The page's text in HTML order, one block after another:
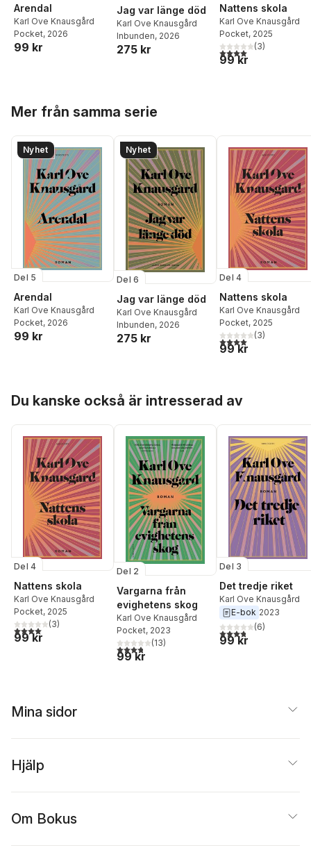
Arendal
Karl Ove Knausgård
Pocket, 2026
99 kr
Jag var länge död
Karl Ove Knausgård
Inbunden, 2026
275 kr
Nattens skola
Karl Ove Knausgård
Pocket, 2025
4,0utav 5 stjärnor.
(3)
99 kr
Mer från samma serie
Nyhet
Del 5
Arendal
Karl Ove Knausgård
Pocket, 2026
99 kr
Nyhet
Del 6
Jag var länge död
Karl Ove Knausgård
Inbunden, 2026
275 kr
Del 4
Nattens skola
Karl Ove Knausgård
Pocket, 2025
4,0utav 5 stjärnor.
(3)
99 kr
Du kanske också är intresserad av
Del 4
Nattens skola
Karl Ove Knausgård
Pocket, 2025
4,0utav 5 stjärnor. Totalt antal röster:
(3)
99 kr
Del 2
Vargarna från
evighetens skog
Karl Ove Knausgård
Pocket, 2023
3,8utav 5 stjärnor. Totalt antal röster:
(13)
99 kr
Del 3
Det tredje riket
Karl Ove Knausgård
E-bok 2023
3,8utav 5 stjärnor.
(6)
99 kr
Mina sidor
Hjälp
Om Bokus